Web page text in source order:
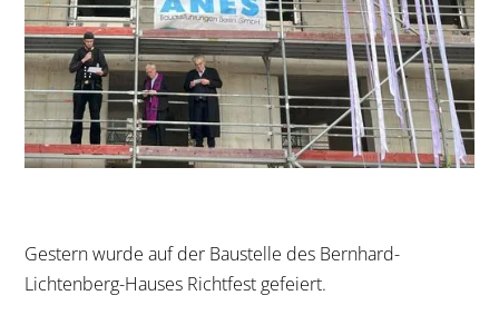
Gestern wurde auf der Baustelle des Bernhard-
Lichtenberg-Hauses Richtfest gefeiert.